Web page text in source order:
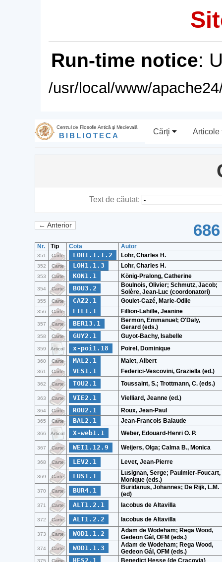
Run-time notice:
/usr/local/www/
Centrul de Filosofie Antică şi Medievală
BIBLIOTECA Cărţi Articole
Text de căutat:
← Anterior
Nr. Tip Cota Autor
351 Carte LOH1.1.1.2 Lohr, Charles H.
352 Carte LOH1.1.3 Lohr, Charles H.
353 Carte KON1.1 König-Pralong, Catherine
354 Carte BOU3.2
Boulnois, Olivier; Schmutz, Jacob;
Solère, Jean-Luc (coordonatori)
355 Carte CAZ2.1 Goulet-Cazé, Marie-Odile
356 Carte FIL1.1 Fillion-Lahille, Jeanine
357 Carte BER13.1
Bermon, Emmanuel; O'Daly,
Gerard (eds.)
358 Carte GUY2.1 Guyot-Bachy, Isabelle
359 Articol x-poi1.18 Poirel, Dominique
360 Carte MAL2.1 Malet, Albert
361 Carte VES1.1 Federici-Vescovini, Graziella (ed.)
362 Carte TOU2.1 Toussaint, S.; Trottmann, C. (eds.)
363 Carte VIE2.1 Vielliard, Jeanne (ed.)
364 Carte ROU2.1 Roux, Jean-Paul
365 Carte BAL2.1 Jean-Francois Balaude
366 Articol X-web1.1 Weber, Edouard-Henri O. P.
367 Carte WEI1.12.9 Weijers, Olga; Calma B., Monica
368 Carte LEV2.1 Levet, Jean-Pierre
369 Carte LUS1.1
Lusignan, Serge; Paulmier-Foucart,
Monique (eds.)
370 Carte BUR4.1
Buridanus, Johannes; De Rijk, L.M.
(ed)
371 Carte ALT1.2.1 Iacobus de Altavilla
372 Carte ALT1.2.2 Iacobus de Altavilla
373 Carte WOD1.1.2
Adam de Wodeham; Rega Wood,
Gedeon Gál, OFM (eds.)
374 Carte WOD1.1.3
Adam de Wodeham; Rega Wood,
Gedeon Gál, OFM (eds.)
375 Carte HES2.1 Benedict Hesse (de Cracovia)